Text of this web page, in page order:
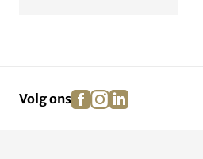
Volg ons facebook
instagram
linkedin